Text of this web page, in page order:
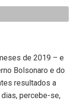
de 2019 – e
Bolsonaro e do
resultados a
percebe-se,